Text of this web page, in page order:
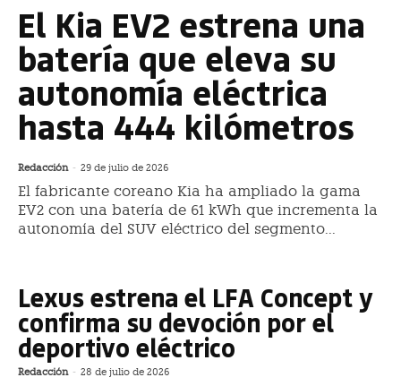
El Kia EV2 estrena una
batería que eleva su
autonomía eléctrica
hasta 444 kilómetros
Redacción - 29 de julio de 2026
El fabricante coreano Kia ha ampliado la gama
EV2 con una batería de 61 kWh que incrementa la
autonomía del SUV eléctrico del segmento...
Lexus estrena el LFA Concept y
confirma su devoción por el
deportivo eléctrico
Redacción - 28 de julio de 2026